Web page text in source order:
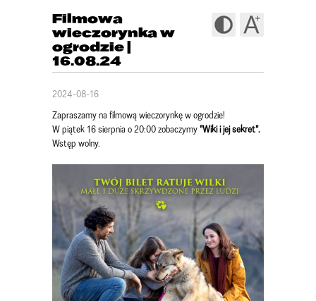
Filmowa
wieczorynka w
ogrodzie |
16.08.24
2024-08-16
Zapraszamy na filmową wieczorynkę w ogrodzie!
W piątek 16 sierpnia o 20:00 zobaczymy"Wiki i jej sekret".
Wstęp wolny.